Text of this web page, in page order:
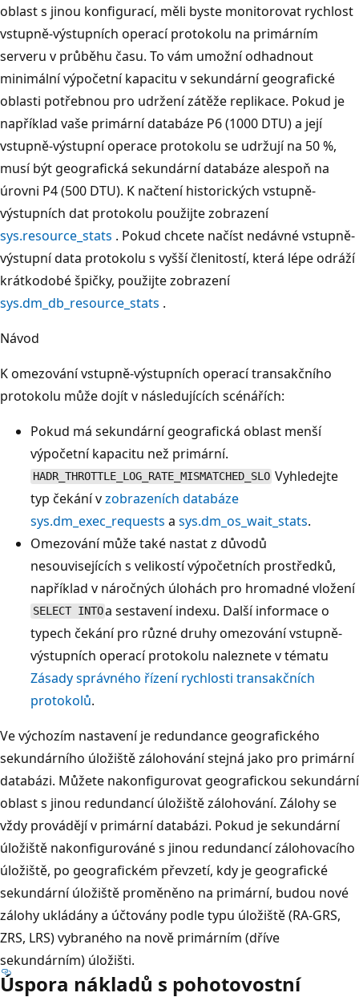
oblast s jinou konfigurací, měli byste monitorovat rychlost
vstupně-výstupních operací protokolu na primárním
serveru v průběhu času. To vám umožní odhadnout
minimální výpočetní kapacitu v sekundární geografické
oblasti potřebnou pro udržení zátěže replikace. Pokud je
například vaše primární databáze P6 (1000 DTU) a její
vstupně-výstupní operace protokolu se udržují na 50 %,
musí být geografická sekundární databáze alespoň na
úrovni P4 (500 DTU). K načtení historických vstupně-
výstupních dat protokolu použijte zobrazení
sys.resource_stats . Pokud chcete načíst nedávné vstupně-
výstupní data protokolu s vyšší členitostí, která lépe odráží
krátkodobé špičky, použijte zobrazení
sys.dm_db_resource_stats .
Návod
K omezování vstupně-výstupních operací transakčního
protokolu může dojít v následujících scénářích:
Pokud má sekundární geografická oblast menší
výpočetní kapacitu než primární.
HADR_THROTTLE_LOG_RATE_MISMATCHED_SLO Vyhledejte
typ čekání vzobrazeních databáze
sys.dm_exec_requests a sys.dm_os_wait_stats.
Omezování může také nastat z důvodů
nesouvisejících s velikostí výpočetních prostředků,
například v náročných úlohách pro hromadné vložení
SELECT INTOa sestavení indexu. Další informace o
typech čekání pro různé druhy omezování vstupně-
výstupních operací protokolu naleznete v tématu
Zásady správného řízení rychlosti transakčních
protokolů.
Ve výchozím nastavení je redundance geografického
sekundárního úložiště zálohování stejná jako pro primární
databázi. Můžete nakonfigurovat geografickou sekundární
oblast s jinou redundancí úložiště zálohování. Zálohy se
vždy provádějí v primární databázi. Pokud je sekundární
úložiště nakonfigurováné s jinou redundancí zálohovacího
úložiště, po geografickém převzetí, kdy je geografické
sekundární úložiště proměněno na primární, budou nové
zálohy ukládány a účtovány podle typu úložiště (RA-GRS,
ZRS, LRS) vybraného na nově primárním (dříve
sekundárním) úložišti.
Úspora nákladů s pohotovostní